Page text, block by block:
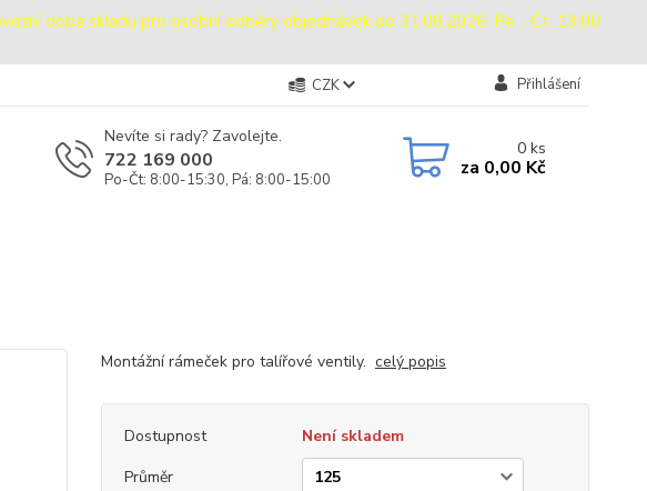
doba skladu pro osobní odběry objednávek do 31.08.2026: Po - Čt: 13:00
CZK Přihlášení
Nevíte si rady? Zavolejte.
722 169 000
Po-Čt: 8:00-15:30, Pá: 8:00-15:00
0ks
za 0,00 Kč
Montážní rámeček pro talířové ventily. celý popis
Dostupnost
Není skladem
Průměr